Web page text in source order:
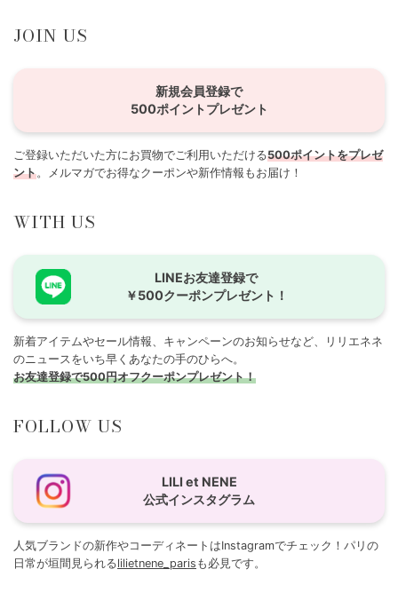
JOIN US
新規会員登録で
500ポイントプレゼント
ご登録いただいた方にお買物でご利用いただける500ポイントをプレゼ
ント。メルマガでお得なクーポンや新作情報もお届け！
WITH US
LINEお友達登録で
￥500クーポンプレゼント！
新着アイテムやセール情報、キャンペーンのお知らせなど、リリエネネ
のニュースをいち早くあなたの手のひらへ。
お友達登録で500円オフクーポンプレゼント！
FOLLOW US
LILI et NENE
公式インスタグラム
人気ブランドの新作やコーディネートはInstagramでチェック！パリの
日常が垣間見られるlilietnene_paris も必見です。